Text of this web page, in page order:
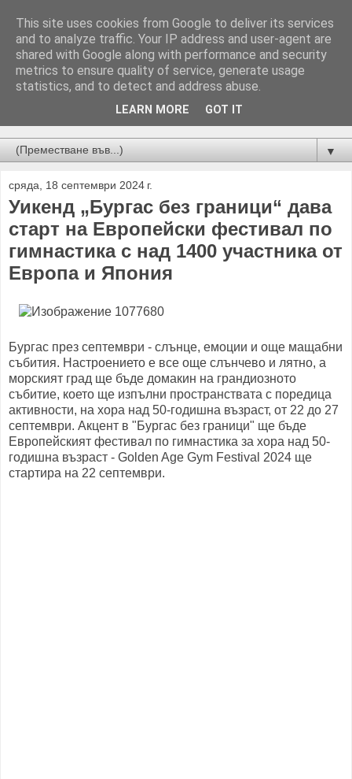
Новини от Бургас, страната и света!
▼
сряда, 18 септември 2024 г.
Уикенд „Бургас без граници“ дава
старт на Европейски фестивал по
гимнастика с над 1400 участника от
Европа и Япония
Бургас през септември - слънце, емоции и още мащабни
събития. Настроението е все още слънчево и лятно, а
морският град ще бъде домакин на грандиозното
събитие, което ще изпълни пространствата с поредица
активности, на хора над 50-годишна възраст, от 22 до 27
септември. Акцент в "Бургас без граници" ще бъде
Европейският фестивал по гимнастика за хора над 50-
годишна възраст - Golden Age Gym Festival 2024 ще
стартира на 22 септември.
This site uses cookies from Google to deliver its services
and to analyze traffic. Your IP address and user-agent are
shared with Google along with performance and security
metrics to ensure quality of service, generate usage
statistics, and to detect and address abuse.
LEARN MORE GOT IT